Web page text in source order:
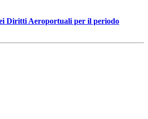
Diritti Aeroportuali per il periodo